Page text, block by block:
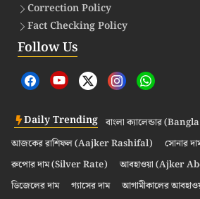
Correction Policy
Fact Checking Policy
Follow Us
Daily Trending বাংলা ক্যালেন্ডার
আজকের রাশিফল (Aajker Rashifal)
সোনার
রুপোর দাম (Silver Rate)
আবহাওয়া (Ajker
ডিজেলের দাম
গ্যাসের দাম
আগামীকালের